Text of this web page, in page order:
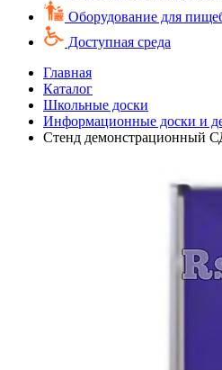
Оборудование для
Доступная среда
Главная
Каталог
Школьные доски
Информационные доски и
Стенд демонстрационный